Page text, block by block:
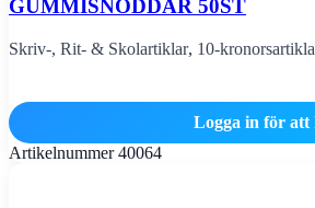
GUMMISNODDAR 50ST
Skriv-, Rit- & Skolartiklar, 10-
Logga in för att
Artikelnummer40064